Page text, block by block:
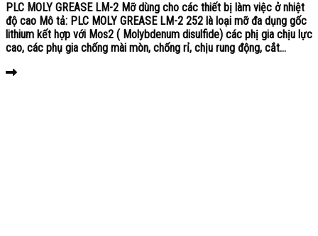
PLC MOLY GREASE LM-2 Mỡ dùng cho các thiết bị làm việc ở nhiệt
độ cao Mô tả: PLC MOLY GREASE LM-2 252 là loại mỡ đa dụng gốc
lithium kết hợp với Mos2 ( Molybdenum disulfide) các phị gia chịu lực
cao, các phụ gia chống mài mòn, chống rỉ, chịu rung động, cắt...